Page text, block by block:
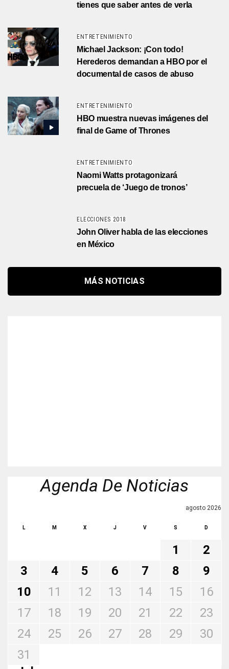
tienes que saber antes de verla
ENTRETENIMIENTO
Michael Jackson: ¡Con todo!
Herederos demandan a HBO por el
documental de casos de abuso
ENTRETENIMIENTO
HBO muestra nuevas imágenes del
final de Game of Thrones
ENTRETENIMIENTO
Naomi Watts protagonizará
precuela de ‘Juego de tronos’
ELECCIONES 2018
John Oliver habla de las elecciones
en México
MÁS NOTICIAS
Agenda De Noticias
agosto 2026
L M X J V S D
1
2
3
4 5 6 7 8
9
10
11 12 13 14 15
16
17
18 19 20 21 22
23
24
25 26 27 28 29
30
31